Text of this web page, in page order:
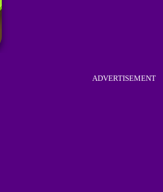
ADVERTISEMENT